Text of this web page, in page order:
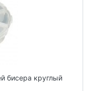
бисера круглый